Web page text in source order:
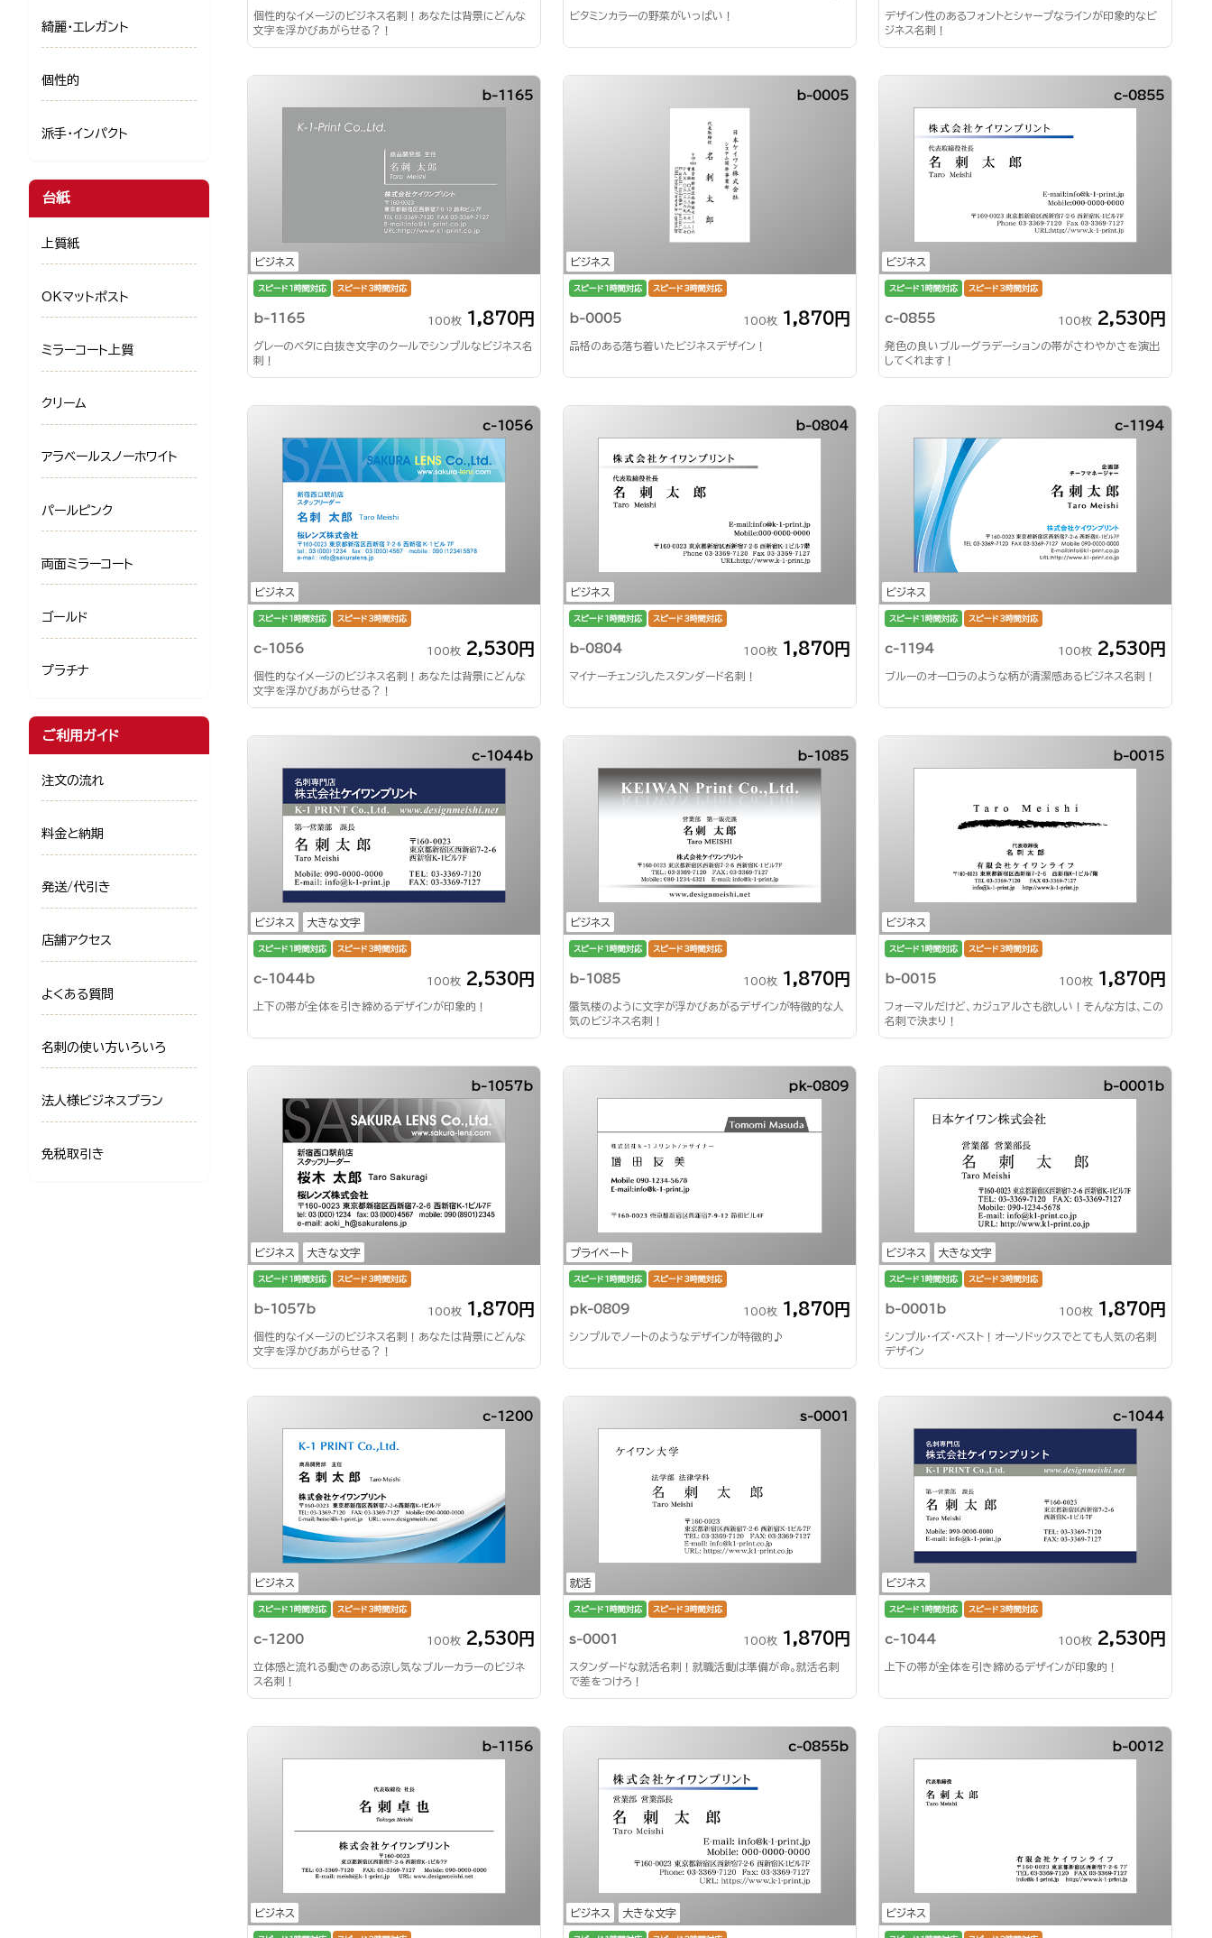
個性的なイメージのビジネス名刺！あなたは背景にどんな
文字を浮かびあがらせる？！
ビタミンカラーの野菜がいっぱい！
デザイン性のあるフォントとシャープなラインが印象的なビ
ジネス名刺！
ビジネス
b-1165
スピード1時間対応 スピード3時間対応
b-1165 100枚 1,870円
グレーのベタに白抜き文字のクールでシンプルなビジネス名
刺！
ビジネス
b-0005
スピード1時間対応 スピード3時間対応
b-0005 100枚 1,870円
品格のある落ち着いたビジネスデザイン！
ビジネス
c-0855
スピード1時間対応 スピード3時間対応
c-0855 100枚 2,530円
発色の良いブルーグラデーションの帯がさわやかさを演出
してくれます！
ビジネス
c-1056
スピード1時間対応 スピード3時間対応
c-1056 100枚 2,530円
個性的なイメージのビジネス名刺！あなたは背景にどんな
文字を浮かびあがらせる？！
ビジネス
b-0804
スピード1時間対応 スピード3時間対応
b-0804 100枚 1,870円
マイナーチェンジしたスタンダード名刺！
ビジネス
c-1194
スピード1時間対応 スピード3時間対応
c-1194 100枚 2,530円
ブルーのオーロラのような柄が清潔感あるビジネス名刺！
ビジネス 大きな文字
c-1044b
スピード1時間対応 スピード3時間対応
c-1044b 100枚 2,530円
上下の帯が全体を引き締めるデザインが印象的！
ビジネス
b-1085
スピード1時間対応 スピード3時間対応
b-1085 100枚 1,870円
蜃気楼のように文字が浮かびあがるデザインが特徴的な人
気のビジネス名刺！
ビジネス
b-0015
スピード1時間対応 スピード3時間対応
b-0015 100枚 1,870円
フォーマルだけど、カジュアルさも欲しい！そんな方は、この
名刺で決まり！
ビジネス 大きな文字
b-1057b
スピード1時間対応 スピード3時間対応
b-1057b 100枚 1,870円
個性的なイメージのビジネス名刺！あなたは背景にどんな
文字を浮かびあがらせる？！
プライベート
pk-0809
スピード1時間対応 スピード3時間対応
pk-0809 100枚 1,870円
シンプルでノートのようなデザインが特徴的♪
ビジネス 大きな文字
b-0001b
スピード1時間対応 スピード3時間対応
b-0001b 100枚 1,870円
シンプル・イズ・ベスト！オーソドックスでとても人気の名刺
デザイン
ビジネス
c-1200
スピード1時間対応 スピード3時間対応
c-1200 100枚 2,530円
立体感と流れる動きのある涼し気なブルーカラーのビジネ
ス名刺！
就活
s-0001
スピード1時間対応 スピード3時間対応
s-0001 100枚 1,870円
スタンダードな就活名刺！就職活動は準備が命。就活名刺
で差をつけろ！
ビジネス
c-1044
スピード1時間対応 スピード3時間対応
c-1044 100枚 2,530円
上下の帯が全体を引き締めるデザインが印象的！
ビジネス
b-1156
ビジネス 大きな文字
c-0855b
ビジネス
b-0012
綺麗・エレガント
個性的
派手・インパクト
台紙
上質紙
OKマットポスト
ミラーコート上質
クリーム
アラベールスノーホワイト
パールピンク
両面ミラーコート
ゴールド
プラチナ
ご利用ガイド
注文の流れ
料金と納期
発送/代引き
店舗アクセス
よくある質問
名刺の使い方いろいろ
法人様ビジネスプラン
免税取引き